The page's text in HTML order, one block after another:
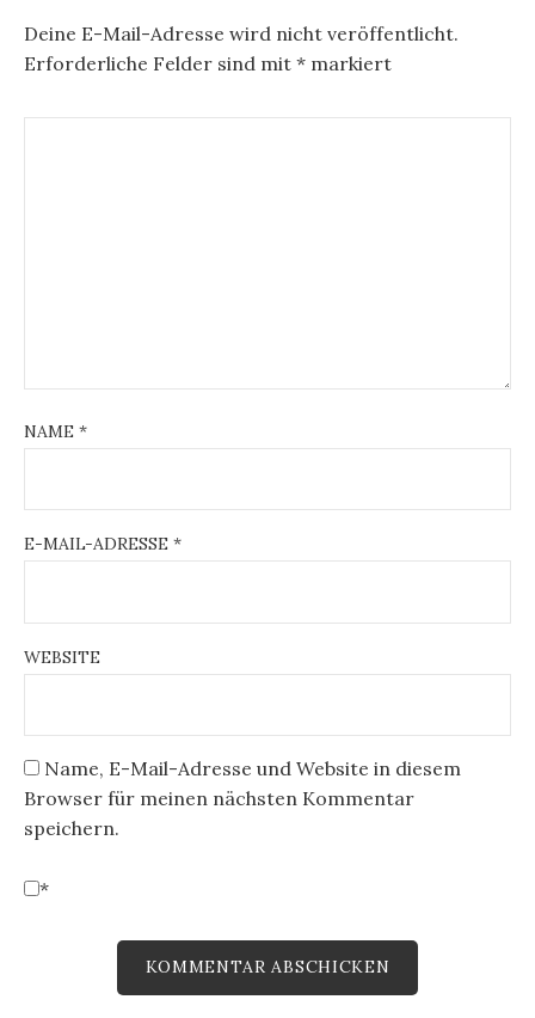
Deine E-Mail-Adresse wird nicht veröffentlicht.
Erforderliche Felder sind mit * markiert
NAME *
E-MAIL-ADRESSE *
WEBSITE
Name, E-Mail-Adresse und Website in diesem
Browser für meinen nächsten Kommentar
speichern.
*